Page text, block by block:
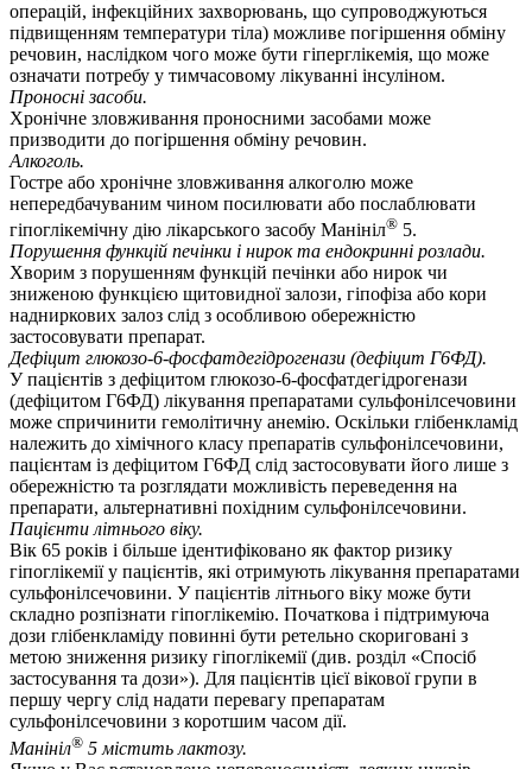
операцій, інфекційних захворювань, що супроводжуються
підвищенням температури тіла) можливе погіршення обміну
речовин, наслідком чого може бути гіперглікемія, що може
означати потребу у тимчасовому лікуванні інсуліном.
Проносні засоби.
Хронічне зловживання проносними засобами може
призводити до погіршення обміну речовин.
Алкоголь.
Гостре або хронічне зловживання алкоголю може
непередбачуваним чином посилювати або послаблювати
гіпоглікемічну дію лікарського засобу Манініл® 5.
Порушення функцій печінки і нирок та ендокринні розлади.
Хворим з порушенням функцій печінки або нирок чи
зниженою функцією щитовидної залози, гіпофіза або кори
надниркових залоз слід з особливою обережністю
застосовувати препарат.
Дефіцит глюкозо-6-фосфатдегідрогенази (дефіцит Г6ФД).
У пацієнтів з дефіцитом глюкозо-6-фосфатдегідрогенази
(дефіцитом Г6ФД) лікування препаратами сульфонілсечовини
може спричинити гемолітичну анемію. Оскільки глібенкламід
належить до хімічного класу препаратів сульфонілсечовини,
пацієнтам із дефіцитом Г6ФД слід застосовувати його лише з
обережністю та розглядати можливість переведення на
препарати, альтернативні похідним сульфонілсечовини.
Пацієнти літнього віку.
Вік 65 років і більше ідентифіковано як фактор ризику
гіпоглікемії у пацієнтів, які отримують лікування препаратами
сульфонілсечовини. У пацієнтів літнього віку може бути
складно розпізнати гіпоглікемію. Початкова і підтримуюча
дози глібенкламіду повинні бути ретельно скориговані з
метою зниження ризику гіпоглікемії (див. розділ «Спосіб
застосування та дози»). Для пацієнтів цієї вікової групи в
першу чергу слід надати перевагу препаратам
сульфонілсечовини з коротшим часом дії.
Манініл® 5 містить лактозу.